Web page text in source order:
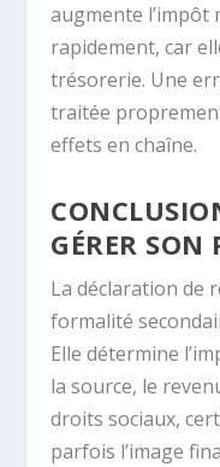
augmente l’impôt
rapidement, car
trésorerie. Une
traitée
effets en chaîne.
GÉRER
La déclaration de
formalité
Elle détermine
la source, le
droits sociaux,
parfois l’image